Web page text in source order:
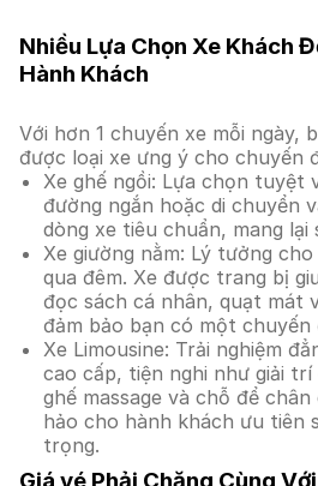
Nhiều Lựa Chọn Xe Khách
Hành Khách
Với hơn 1 chuyến xe mỗi ngày,
được loại xe ưng ý cho chuyến
Xe ghế ngồi: Lựa chọn tuyệt
đường ngắn hoặc di chuyển
dòng xe tiêu chuẩn, mang lại
Xe giường nằm: Lý tưởng
qua đêm. Xe được trang bị
đọc sách cá nhân, quạt mát
đảm bảo bạn có một
Xe Limousine: Trải nghiệm
cao cấp, tiện nghi như giải
ghế massage và chỗ để
hảo cho hành khách ưu tiên
trọng.